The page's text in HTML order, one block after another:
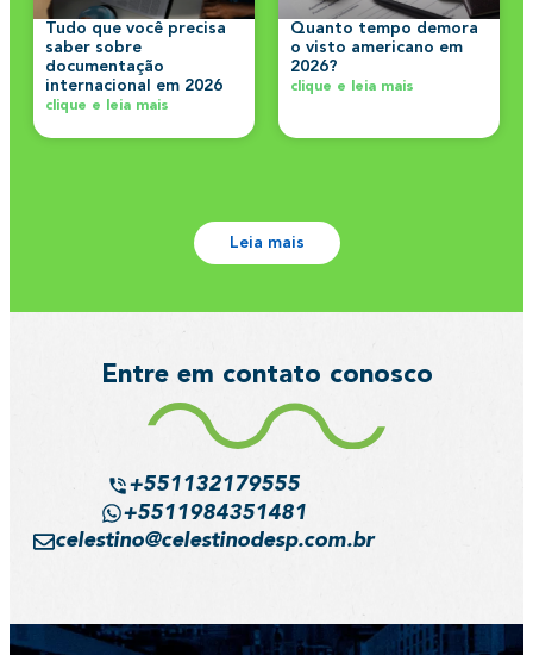
Tudo que você precisa
saber sobre
documentação
internacional em 2026
clique e leia mais
Quanto tempo demora
o visto americano em
2026?
clique e leia mais
Leia mais
Entre em contato conosco
+551132179555
+5511984351481
celestino@celestinodesp.com.br